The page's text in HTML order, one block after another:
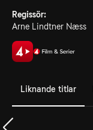
Regissör:
Arne Lindtner Næss
Liknande titlar